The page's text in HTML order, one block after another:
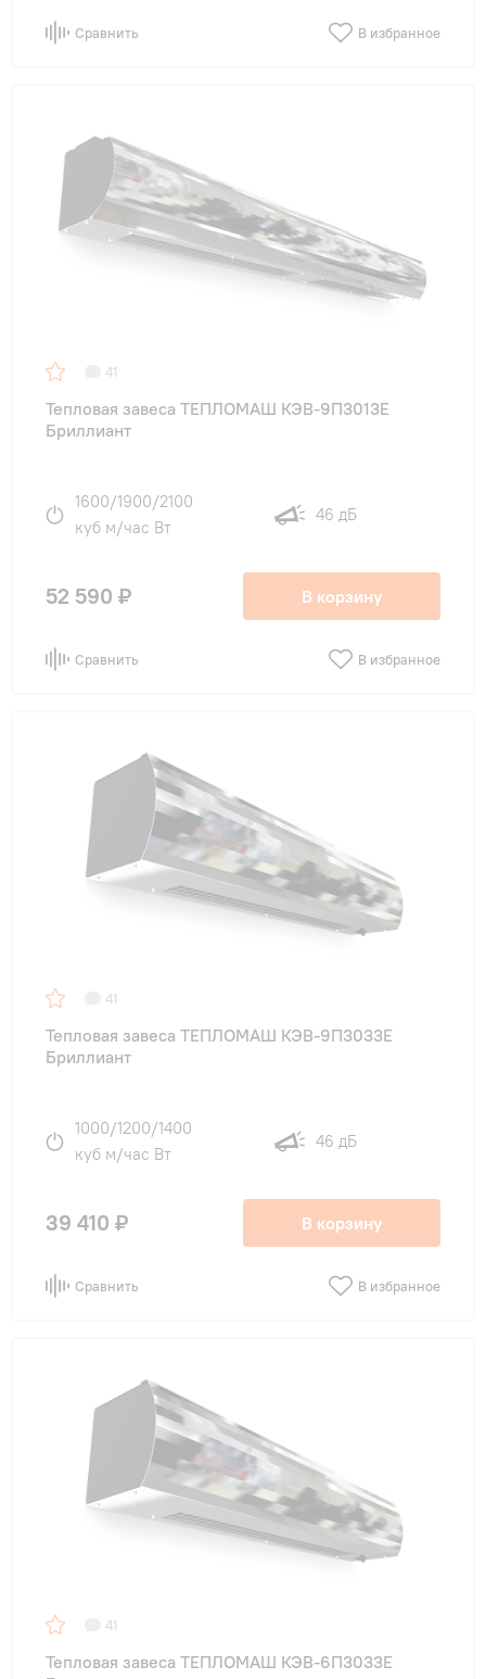
Сравнить В избранное
41
Тепловая завеса ТЕПЛОМАШ КЭВ-9П3013E
Бриллиант
1600/1900/2100
куб м/час Вт
46 дБ
52 590 ₽ В корзину
Сравнить В избранное
41
Тепловая завеса ТЕПЛОМАШ КЭВ-9П3033E
Бриллиант
1000/1200/1400
куб м/час Вт
46 дБ
39 410 ₽ В корзину
Сравнить В избранное
41
Тепловая завеса ТЕПЛОМАШ КЭВ-6П3033E